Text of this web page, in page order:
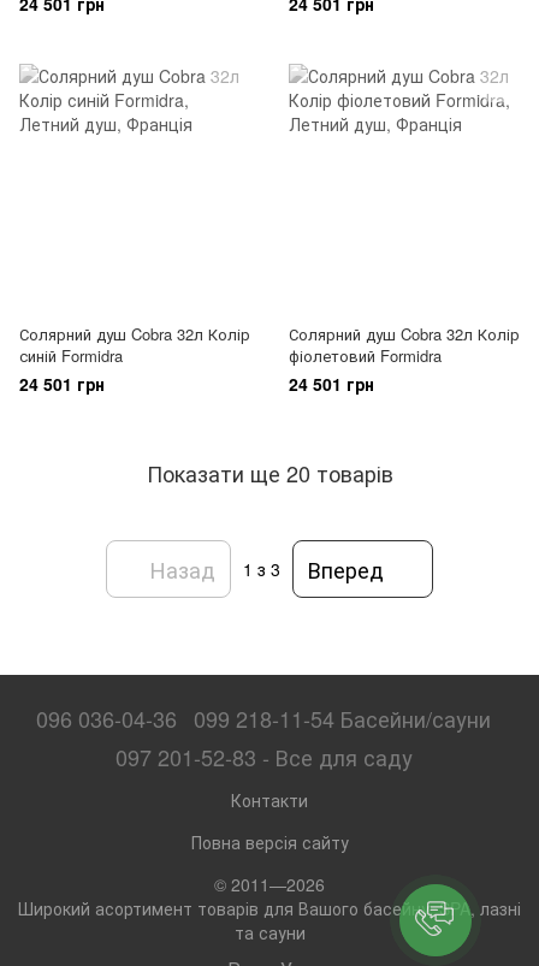
Солярний душ Cobra 32л Колір
синій Formidra
24 501 грн
Солярний душ Cobra 32л Колір
фіолетовий Formidra
24 501 грн
Показати ще 20 товарів
Назад 1 з 3 Вперед
096 036-04-36
099 218-11-54 Басейни/сауни
097 201-52-83 - Все для саду
Контакти
Повна версія сайту
© 2011—2026
Широкий асортимент товарів для Вашого басейну, SPA, лазні
та сауни